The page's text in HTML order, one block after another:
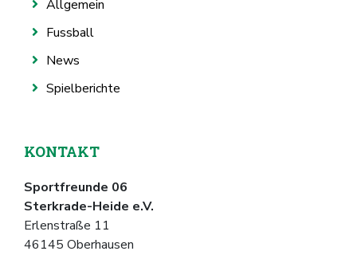
Allgemein
Fussball
News
Spielberichte
KONTAKT
Sportfreunde 06
Sterkrade-Heide e.V.
Erlenstraße 11
46145 Oberhausen